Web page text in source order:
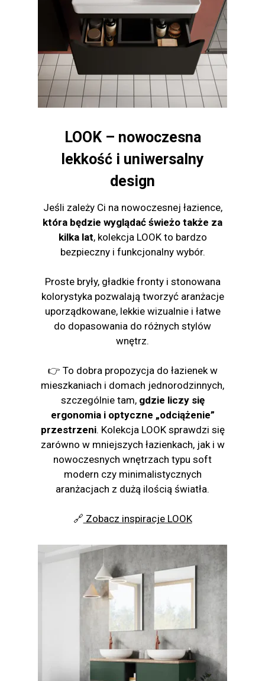
LOOK – nowoczesna
lekkość i uniwersalny
design
Jeśli zależy Ci na nowoczesnej łazience,
która będzie wyglądać świeżo także za
kilka lat, kolekcja LOOK to bardzo
bezpieczny i funkcjonalny wybór.
Proste bryły, gładkie fronty i stonowana
kolorystyka pozwalają tworzyć aranżacje
uporządkowane, lekkie wizualnie i łatwe
do dopasowania do różnych stylów
wnętrz.
👉 To dobra propozycja do łazienek w
mieszkaniach i domach jednorodzinnych,
szczególnie tam, gdzie liczy się
ergonomia i optyczne „odciążenie”
przestrzeni. Kolekcja LOOK sprawdzi się
zarówno w mniejszych łazienkach, jak i w
nowoczesnych wnętrzach typu soft
modern czy minimalistycznych
aranżacjach z dużą ilością światła.
🔗 Zobacz inspiracje LOOK